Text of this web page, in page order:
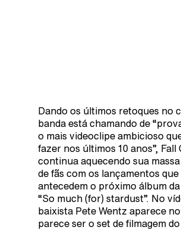
Dando os últimos retoques no
banda está chamando de
o mais videoclipe ambicioso
fazer nos últimos 10 anos”, Fall
continua aquecendo sua
de fãs com os lançamentos que
antecedem o próximo álbum da
“So much (for) stardust”. No
baixista Pete Wentz aparece
parece ser o set de filmagem